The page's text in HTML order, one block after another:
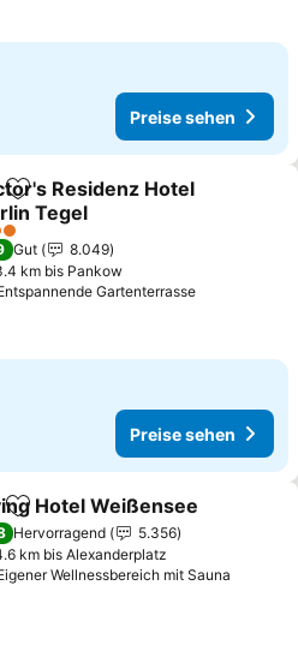
Preise sehen
Zu Favoriten hinzufügen
Residenz Hotel
Tegel
Gut
8.049
km bis Pankow
Gartenterrasse
Preise sehen
Zu Favoriten hinzufügen
Hotel Weißensee
Hervorragend
5.356
km bis Alexanderplatz
Wellnessbereich mit Sauna